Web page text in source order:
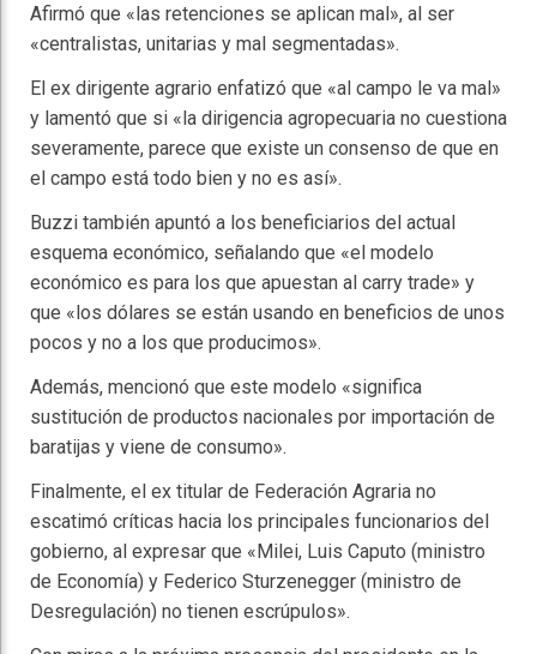
Afirmó que «las retenciones se aplican mal», al ser
«centralistas, unitarias y mal segmentadas».
El ex dirigente agrario enfatizó que «al campo le va mal»
y lamentó que si «la dirigencia agropecuaria no cuestiona
severamente, parece que existe un consenso de que en
el campo está todo bien y no es así».
Buzzi también apuntó a los beneficiarios del actual
esquema económico, señalando que «el modelo
económico es para los que apuestan al carry trade» y
que «los dólares se están usando en beneficios de unos
pocos y no a los que producimos».
Además, mencionó que este modelo «significa
sustitución de productos nacionales por importación de
baratijas y viene de consumo».
Finalmente, el ex titular de Federación Agraria no
escatimó críticas hacia los principales funcionarios del
gobierno, al expresar que «Milei, Luis Caputo (ministro
de Economía) y Federico Sturzenegger (ministro de
Desregulación) no tienen escrúpulos».